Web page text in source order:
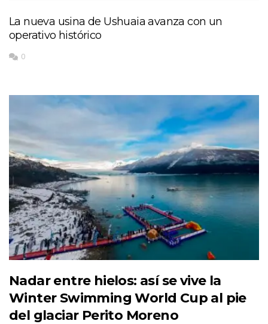
La nueva usina de Ushuaia avanza con un
operativo histórico
0
Nadar entre hielos: así se vive la
Winter Swimming World Cup al pie
del glaciar Perito Moreno